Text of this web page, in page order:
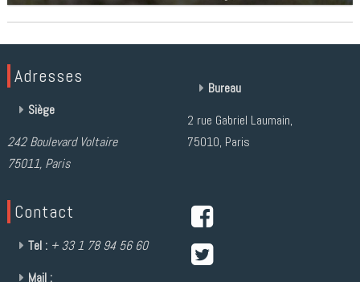
Adresses
Siège
242 Boulevard Voltaire
75011, Paris
Bureau
2 rue Gabriel Laumain,
75010, Paris
Contact
Tel : + 33 1 78 94 56 60
Mail :